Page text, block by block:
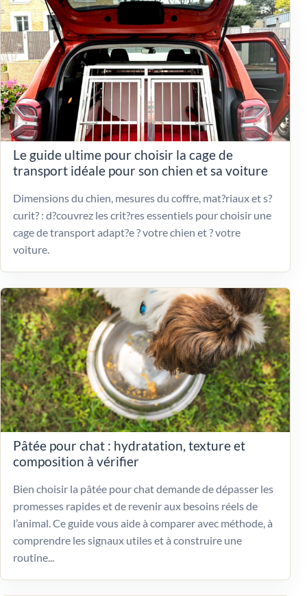
Le guide ultime pour choisir la cage de
transport idéale pour son chien et sa voiture
Dimensions du chien, mesures du coffre, mat?riaux et s?
curit? : d?couvrez les crit?res essentiels pour choisir une
cage de transport adapt?e ? votre chien et ? votre
voiture.
Pâtée pour chat : hydratation, texture et
composition à vérifier
Bien choisir la pâtée pour chat demande de dépasser les
promesses rapides et de revenir aux besoins réels de
l’animal. Ce guide vous aide à comparer avec méthode, à
comprendre les signaux utiles et à construire une
routine...